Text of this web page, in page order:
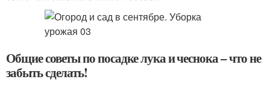
Общие советы по посадке лука и чеснока – что не
забыть сделать!